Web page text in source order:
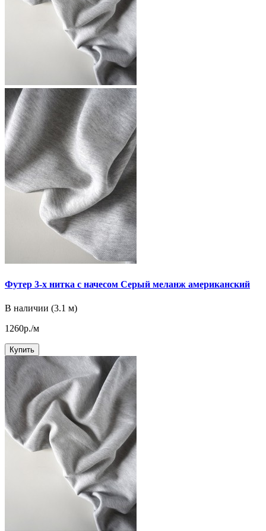
Футер 3-х нитка с начесом Серый меланж американский
В наличии (3.1 м)
1260р./м
Купить